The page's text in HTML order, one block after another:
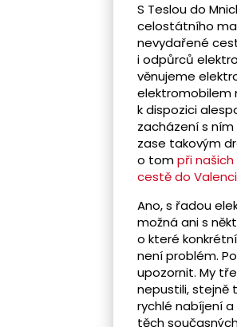
S Teslou do
celostátního
nevydařené
i odpůrců
věnujeme
elektromobilem
k dispozici
zacházení s
zase takovým
o tompři
cestě do
Ano, s řadou
možná ani s
o které
není problém.
upozornit. My
nepustili, stejně
rychlé nabíjení
těch